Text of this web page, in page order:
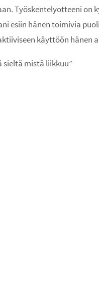
Työskentelyotteeni on
esiin hänen toimivia
käyttöön hänen
sieltä mistä liikkuu”